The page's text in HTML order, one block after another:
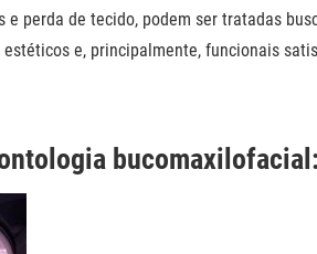
e perda de tecido, podem ser tratadas
e, principalmente, funcionais
bucomaxilofacial: